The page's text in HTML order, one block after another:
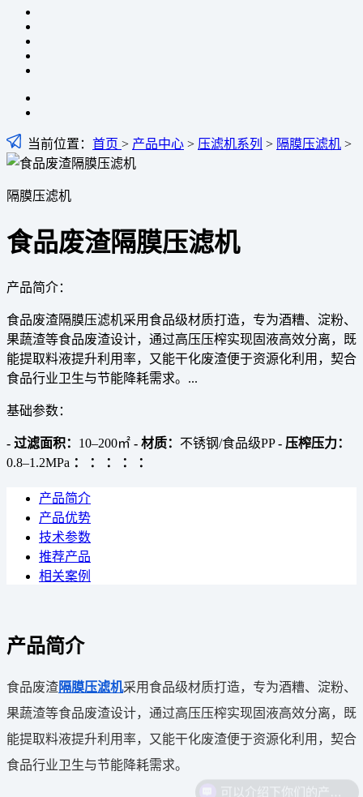
当前位置： 首页 > 产品中心 > 压滤机系列 > 隔膜压滤机 >
隔膜压滤机
食品废渣隔膜压滤机
产品简介：
食品废渣隔膜压滤机采用食品级材质打造，专为酒糟、淀粉、
果蔬渣等食品废渣设计，通过高压压榨实现固液高效分离，既
能提取料液提升利用率，又能干化废渣便于资源化利用，契合
食品行业卫生与节能降耗需求。...
基础参数：
- 过滤面积： 10–200㎡ - 材质： 不锈钢/食品级PP- 压榨压力：
0.8–1.2MPa ： ： ： ： ：
产品简介
产品优势
技术参数
推荐产品
相关案例
产品简介
食品废渣隔膜压滤机采用食品级材质打造，专为酒糟、淀粉、
果蔬渣等食品废渣设计，通过高压压榨实现固液高效分离，既
能提取料液提升利用率，又能干化废渣便于资源化利用，契合
食品行业卫生与节能降耗需求。